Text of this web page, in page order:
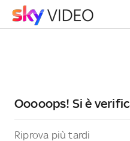
Ooooops! Si è
Riprova più tardi